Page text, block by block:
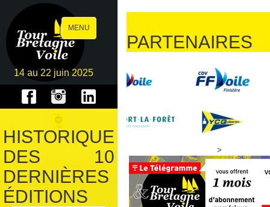
Toggle
navigation
MENU
14 au 22 juin 2025
HISTORIQUE
DES 10
DERNIÈRES
ÉDITIONS
PARTENAIRES
>